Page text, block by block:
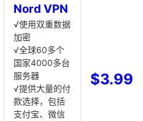
Nord VPN
√使用双重数据
加密
√全球60多个
国家4000多台
服务器
√提供大量的付
款选择，包括
支付宝、微信
$3.99